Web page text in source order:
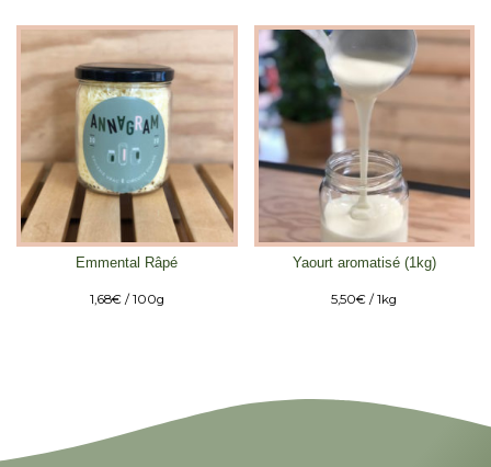
Emmental Râpé
1,68€ / 100g
Yaourt aromatisé (1kg)
5,50€ / 1kg